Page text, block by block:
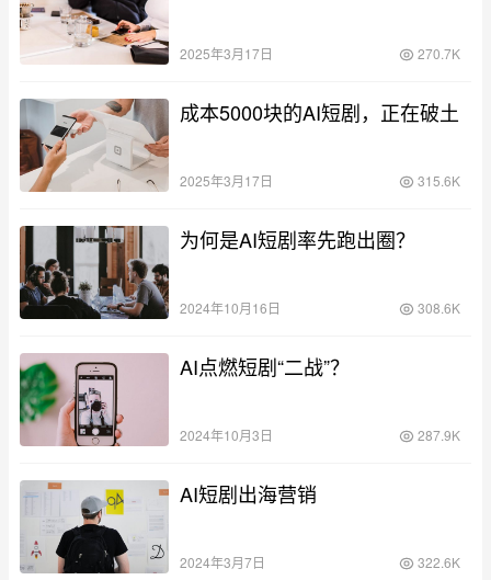
2025年3月17日 270.7K
成本5000块的AI短剧，正在破土
2025年3月17日 315.6K
为何是AI短剧率先跑出圈？
2024年10月16日 308.6K
AI点燃短剧“二战”？
2024年10月3日 287.9K
AI短剧出海营销
2024年3月7日 322.6K